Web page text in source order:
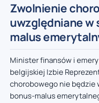
Zwolnienie
uwzględniane w
malus
Minister finansów i
belgijskiej Izbie
chorobowego nie będzie
bonus-malus